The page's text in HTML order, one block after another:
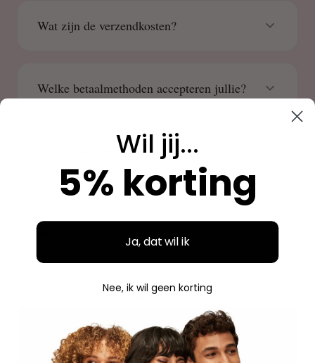
Wat zijn de verzendkosten?
Welke betaalmethoden accepteren jullie?
Kan ik mijn bestelling wijzigen of
annuleren?
Waar is Beauty Source gevestigd?
Hoe plaats ik een bestelling?
Wil jij...
5% korting
Ja, dat wil ik
Nee, ik wil geen korting